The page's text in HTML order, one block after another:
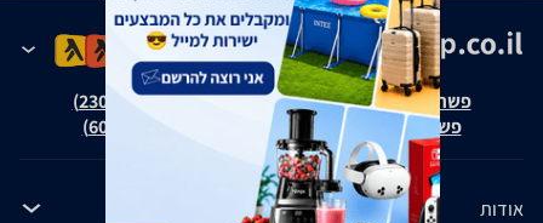
פשרה בת"צ אבנצ'יק נ' זאפ גרופ (ת"צ 23008-08-20)
פשרה בת"צ כהנים נ' זאפ גרופ (ת"צ 60371-12-19)
אודות